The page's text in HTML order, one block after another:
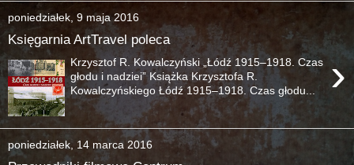
poniedziałek, 9 maja 2016
Księgarnia ArtTravel poleca
›
Krzysztof R. Kowalczyński „Łódź 1915–1918. Czas
głodu i nadziei” Książka Krzysztofa R.
Kowalczyńskiego Łódź 1915–1918. Czas głodu...
poniedziałek, 14 marca 2016